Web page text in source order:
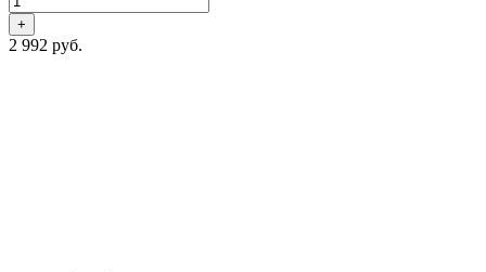
+
2 992 руб.